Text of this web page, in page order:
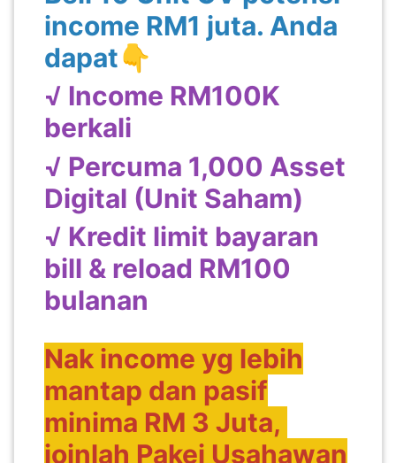
income RM1 juta. Anda
dapat👇
√ Income RM100K
berkali
√ Percuma 1,000 Asset
Digital (Unit Saham)
√ Kredit limit bayaran
bill & reload RM100
bulanan
Nak income yg lebih
mantap dan pasif
minima RM 3 Juta,
joinlah Pakej Usahawan